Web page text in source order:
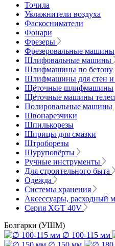
Точила
Увлажнители воздуха
Фаскосниматели
Фонари
Фрезеры
Фрезеровальные машины
Шлифовальные машины
Шлифмашины по бетону
Шлифмашины для стен и
Щёточные шлифмашины
Щёточные машины
Полировальные машины
Швонарезчики
Шпилькорезы
Шприцы для смазки
Штроборезы
Шуруповёрты
Ручные инструменты
Для строительного быта
Одежда
Системы хранения
Аксессуары, расходный
Серия XGT 40V
Болгарки (УШМ)
∅ 100-115 мм